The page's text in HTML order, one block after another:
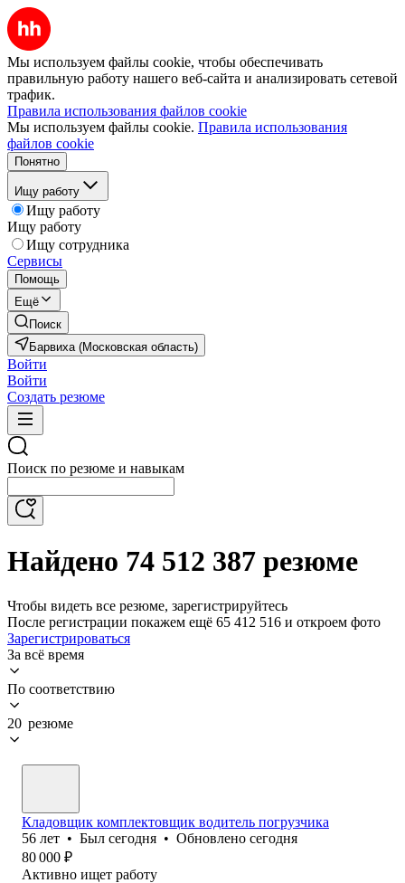
Мы используем файлы cookie, чтобы обеспечивать
правильную работу нашего веб-сайта и анализировать сетевой
трафик.
Правила использования файлов cookie
Мы используем файлы cookie. Правила использования
файлов cookie
Понятно
Ищу работу
Ищу работу
Ищу работу
Ищу сотрудника
Сервисы
Помощь
Ещё
Поиск
Барвиха (Московская область)
Войти
Войти
Создать резюме
Поиск по резюме и навыкам
Найдено 74 512 387 резюме
Чтобы видеть все резюме, зарегистрируйтесь
После регистрации покажем ещё 65 412 516 и откроем фото
Зарегистрироваться
За всё время
По соответствию
20 резюме
Кладовщик комплектовщик водитель погрузчика
56 лет • Был сегодня • Обновлено сегодня
80 000 ₽
Активно ищет работу